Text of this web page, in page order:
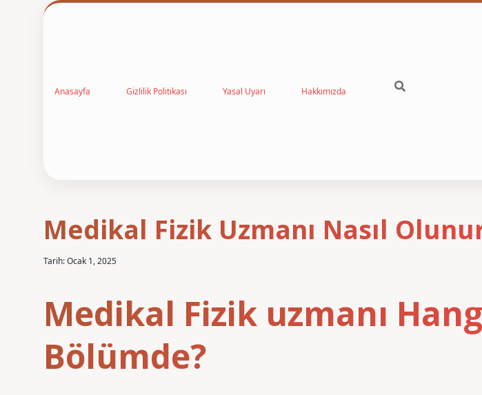
Anasayfa Gizlilik Politikası Yasal Uyarı Hakkımızda
Medikal Fizik Uzmanı Nasıl
Tarih: Ocak 1, 2025
Medikal Fizik uzmanı
Bölümde?